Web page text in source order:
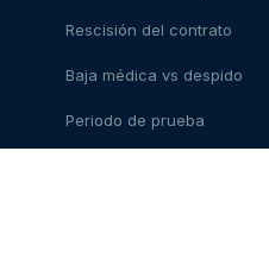
Rescisión del contrato
Baja médica vs despido
Periodo de prueba